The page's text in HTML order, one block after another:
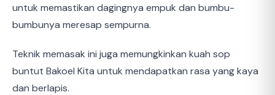
untuk memastikan dagingnya empuk dan bumbu-
bumbunya meresap sempurna.
Teknik memasak ini juga memungkinkan kuah sop
buntut Bakoel Kita untuk mendapatkan rasa yang kaya
dan berlapis.